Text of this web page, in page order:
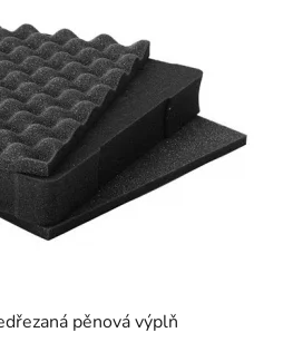
pěnová výplň